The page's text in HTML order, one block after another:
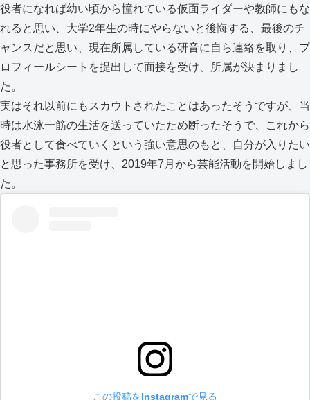
役者になれば幼い頃から憧れている仮面ライダーや教師にもな
れると思い、大学2年生の時にやらないと後悔する、最後のチ
ャンスだと思い、現在所属している研音に自ら連絡を取り、プ
ロフィールシートを提出して面接を受け、所属が決まりまし
た。
実はそれ以前にもスカウトされたことはあったそうですが、当
時は水泳一筋の生活を送っていたため断ったそうで、これから
役者として食べていくという強い意思のもと、自分が入りたい
と思った事務所を受け、2019年7月から芸能活動を開始しまし
た。
この投稿をInstagramで見る